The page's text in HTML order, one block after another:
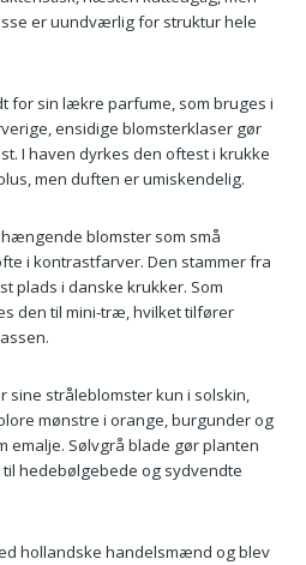
er uundværlig for struktur hele
for sin lækre parfume, som bruges i
ensidige blomsterklaser gør
I haven dyrkes den oftest i krukke
men duften er umiskendelig.
blomster som små
i kontrastfarver. Den stammer fra
plads i danske krukker. Som
den til mini-træ, hvilket tilfører
sine stråleblomster kun i solskin,
mønstre i orange, burgunder og
emalje. Sølvgrå blade gør planten
hedebølgebede og sydvendte
hollandske handelsmænd og blev